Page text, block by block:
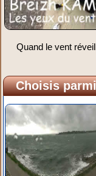
Quand le vent
Choisis